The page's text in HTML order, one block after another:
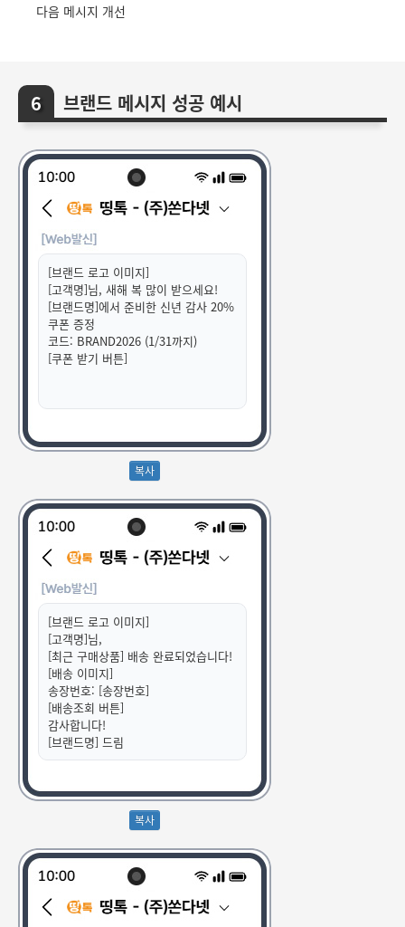
다음 메시지 개선
브랜드 메시지 성공 예시
[브랜드 로고 이미지]
[고객명]님, 새해 복 많이 받으세요!
[브랜드명]에서 준비한 신년 감사 20%
쿠폰 증정
코드: BRAND2026 (1/31까지)
[쿠폰 받기 버튼]
[브랜드 로고 이미지]
[고객명]님,
[최근 구매상품] 배송 완료되었습니다!
[배송 이미지]
송장번호: [송장번호]
[배송조회 버튼]
감사합니다!
[브랜드명] 드림